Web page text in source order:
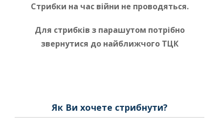
Стрибки на час війни не проводяться.
Для стрибків з парашутом потрібно
звернутися до найближчого ТЦК
Як Ви хочете стрибнути?